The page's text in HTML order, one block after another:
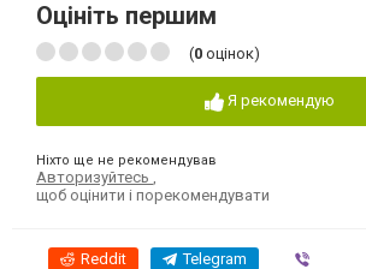
Оцініть першим
(0 оцінок)
Я рекомендую
Ніхто ще не рекомендував
Авторизуйтесь
щоб оцінити і порекомендувати
Reddit Telegram